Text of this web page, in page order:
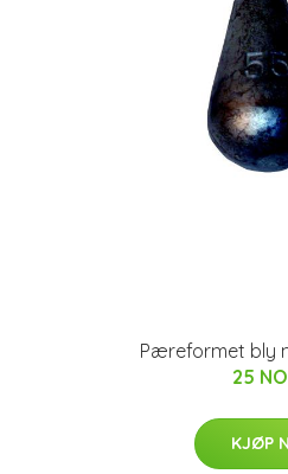
Pæreformet bly
25
KJØP